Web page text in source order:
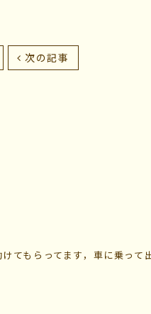
次の記事
てもらってます，車に乗っ